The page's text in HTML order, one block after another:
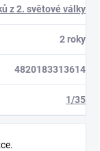
z 2. světové války
2 roky
4820183313614
1/35